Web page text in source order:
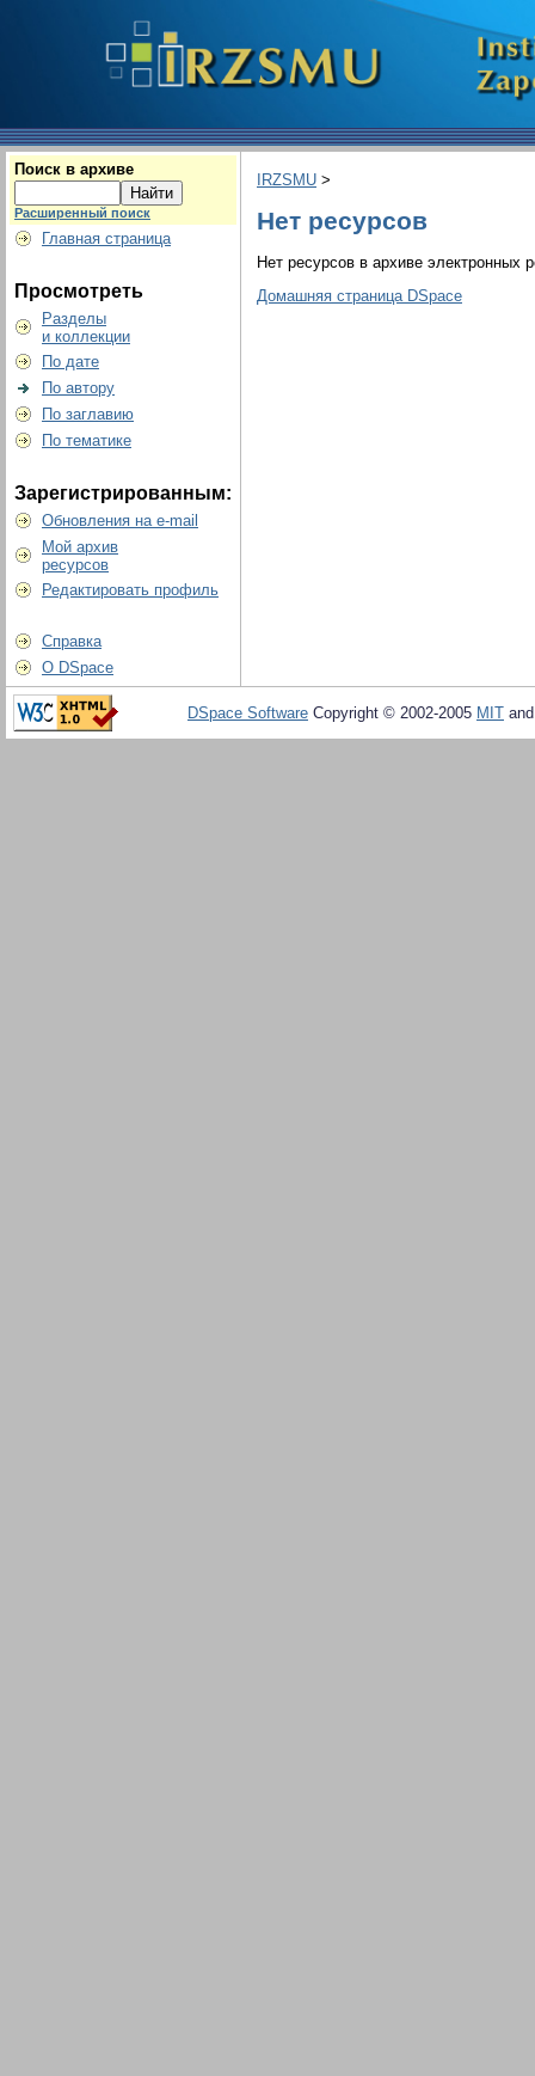
Поиск в архиве
Расширенный поиск
Главная страница
Просмотреть
Разделы
и коллекции
По дате
По автору
По заглавию
По тематике
Зарегистрированным:
Обновления на e-mail
Мой архив
ресурсов
Редактировать профиль
Справка
О DSpace
IRZSMU >
Нет ресурсов
Нет ресурсов в архиве электронных
Домашняя страница DSpace
DSpace Software Copyright © 2002-2005 MIT